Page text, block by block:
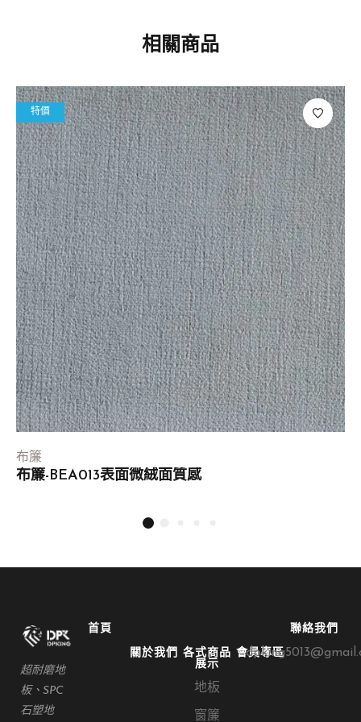
相關商品
特價
布簾
布簾-BEA013表面微絨面質感
超耐磨地
板、SPC
石塑地
首頁
關於我們
各式商品
展示
地板
窗簾
會員專區
聯絡我們